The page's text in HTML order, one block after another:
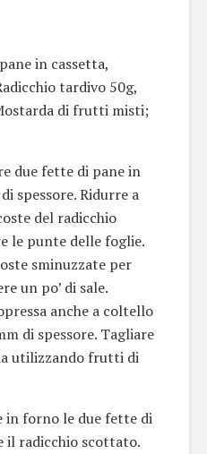
in cassetta,
tardivo 50g,
di frutti misti;
due fette di pane in
spessore. Ridurre a
del radicchio
le punte delle foglie.
sminuzzate per
un po’ di sale.
anche a coltello
di spessore. Tagliare
utilizzando frutti di
in forno le due fette di
il radicchio scottato.